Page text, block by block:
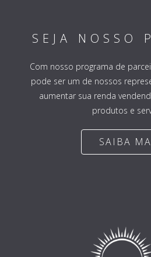
SEJA NOSSO
Com nosso programa de
pode ser um de nossos
aumentar sua renda
produtos e
SAIBA